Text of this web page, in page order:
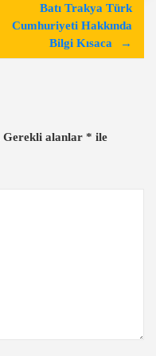
Batı Trakya Türk
Cumhuriyeti Hakkında
Bilgi Kısaca
Gerekli alanlar * ile